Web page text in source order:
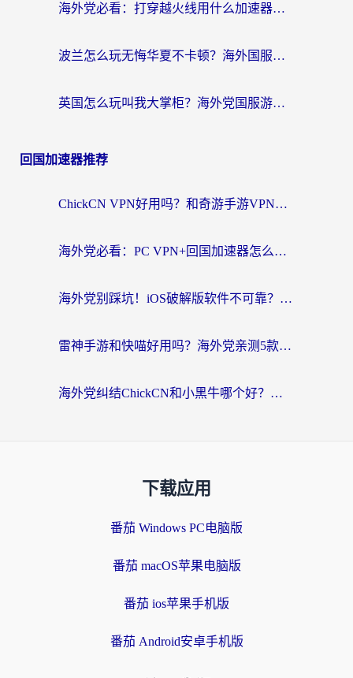
海外党必看：打穿越火线用什么加速器？解决延迟卡顿，还能玩奇妙拼图世界和第五人格
波兰怎么玩无悔华夏不卡顿？海外国服游戏加速器终极指南（附征途2萤火突击解决方案）
英国怎么玩叫我大掌柜？海外党国服游戏加速避坑指南（附实测推荐）
回国加速器推荐
ChickCN VPN好用吗？和奇游手游VPN对比哪个回国效果更好？海外党亲测实用指南
海外党必看：PC VPN+回国加速器怎么选？无缝访问国内资源全攻略
海外党别踩坑！iOS破解版软件不可靠？教你选对回国加速器无缝看国内资源
雷神手游和快喵好用吗？海外党亲测5款回国加速器，附斧牛Bling对比+微信视频号解决办法
海外党纠结ChickCN和小黑牛哪个好？一篇帮你选对回国加速器的实用指南
下载应用
番茄 Windows PC电脑版
番茄 macOS苹果电脑版
番茄 ios苹果手机版
番茄 Android安卓手机版